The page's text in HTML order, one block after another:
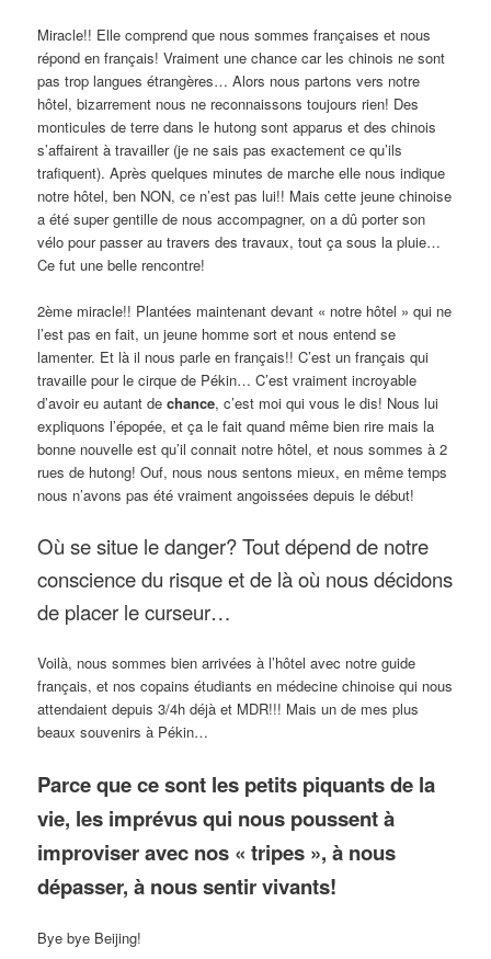
Miracle!! Elle comprend que nous sommes françaises et nous
répond en français! Vraiment une chance car les chinois ne sont
pas trop langues étrangères… Alors nous partons vers notre
hôtel, bizarrement nous ne reconnaissons toujours rien! Des
monticules de terre dans le hutong sont apparus et des chinois
s’affairent à travailler (je ne sais pas exactement ce qu’ils
trafiquent). Après quelques minutes de marche elle nous indique
notre hôtel, ben NON, ce n’est pas lui!! Mais cette jeune chinoise
a été super gentille de nous accompagner, on a dû porter son
vélo pour passer au travers des travaux, tout ça sous la pluie…
Ce fut une belle rencontre!
2ème miracle!! Plantées maintenant devant « notre hôtel » qui ne
l’est pas en fait, un jeune homme sort et nous entend se
lamenter. Et là il nous parle en français!! C’est un français qui
travaille pour le cirque de Pékin… C’est vraiment incroyable
d’avoir eu autant dechance, c’est moi qui vous le dis! Nous lui
expliquons l’épopée, et ça le fait quand même bien rire mais la
bonne nouvelle est qu’il connait notre hôtel, et nous sommes à 2
rues de hutong! Ouf, nous nous sentons mieux, en même temps
nous n’avons pas été vraiment angoissées depuis le début!
Où se situe le danger? Tout dépend de notre
conscience du risque et de là où nous décidons
de placer le curseur…
Voilà, nous sommes bien arrivées à l’hôtel avec notre guide
français, et nos copains étudiants en médecine chinoise qui nous
attendaient depuis 3/4h déjà et MDR!!! Mais un de mes plus
beaux souvenirs à Pékin…
Parce que ce sont les petits piquants de la
vie, les imprévus qui nous poussent à
improviser avec nos « tripes », à nous
dépasser, à nous sentir vivants!
Bye bye Beijing!